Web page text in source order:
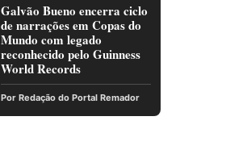
Galvão Bueno encerra ciclo
de narrações em Copas do
Mundo com legado
reconhecido pelo Guinness
World Records
Por Redação do Portal Remador